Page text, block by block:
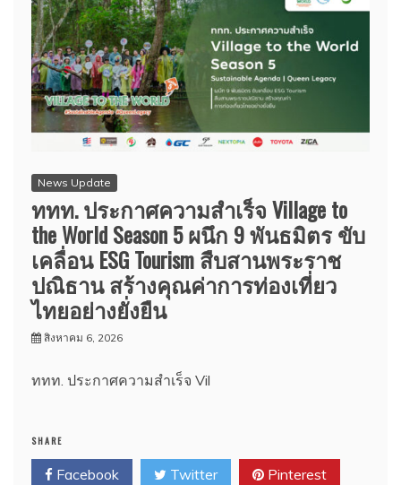
News Update
ททท. ประกาศความสำเร็จ Village to
the World Season 5 ผนึก 9 พันธมิตร ขับ
เคลื่อน ESG Tourism สืบสานพระราช
ปณิธาน สร้างคุณค่าการท่องเที่ยว
ไทยอย่างยั่งยืน
สิงหาคม 6, 2026
ททท. ประกาศความสำเร็จ Vil
SHARE
Facebook Twitter Pinterest